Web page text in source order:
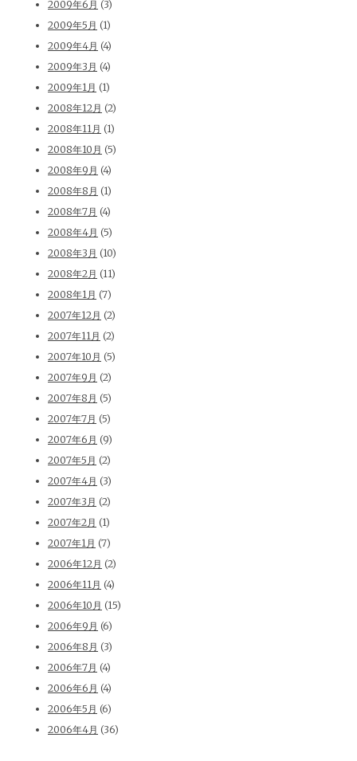
2009年6月 (3)
2009年5月 (1)
2009年4月 (4)
2009年3月 (4)
2009年1月 (1)
2008年12月 (2)
2008年11月 (1)
2008年10月 (5)
2008年9月 (4)
2008年8月 (1)
2008年7月 (4)
2008年4月 (5)
2008年3月 (10)
2008年2月 (11)
2008年1月 (7)
2007年12月 (2)
2007年11月 (2)
2007年10月 (5)
2007年9月 (2)
2007年8月 (5)
2007年7月 (5)
2007年6月 (9)
2007年5月 (2)
2007年4月 (3)
2007年3月 (2)
2007年2月 (1)
2007年1月 (7)
2006年12月 (2)
2006年11月 (4)
2006年10月 (15)
2006年9月 (6)
2006年8月 (3)
2006年7月 (4)
2006年6月 (4)
2006年5月 (6)
2006年4月 (36)